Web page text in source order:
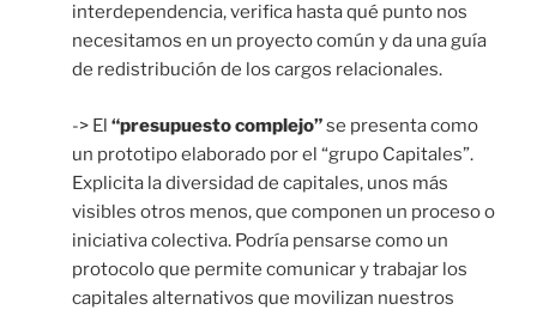
interdependencia, verifica hasta qué punto nos
necesitamos en un proyecto común y da una guía
de redistribución de los cargos relacionales.
-> El “presupuesto complejo”se presenta como
un prototipo elaborado por el “grupo Capitales”.
Explicita la diversidad de capitales, unos más
visibles otros menos, que componen un proceso o
iniciativa colectiva. Podría pensarse como un
protocolo que permite comunicar y trabajar los
capitales alternativos que movilizan nuestros